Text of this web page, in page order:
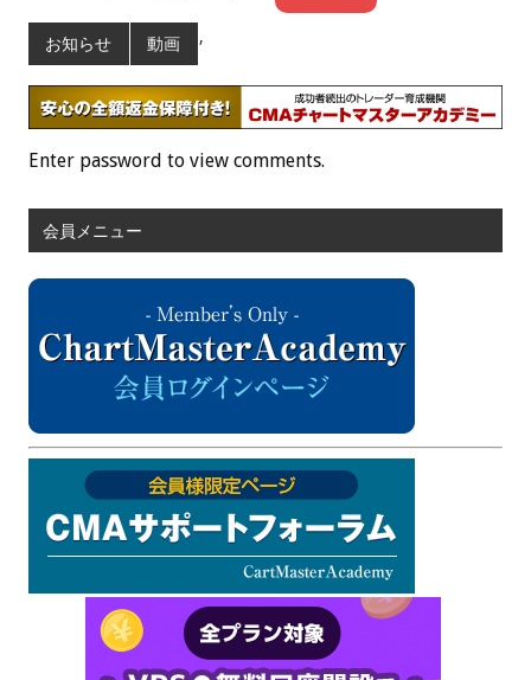
お知らせ ,
動画
Enter password to view comments.
会員メニュー